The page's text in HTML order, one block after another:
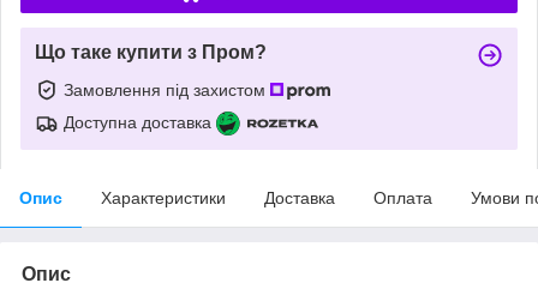
Що таке купити з Пром?
Замовлення під захистом
Доступна доставка
Опис Характеристики Доставка Оплата Умови
Опис